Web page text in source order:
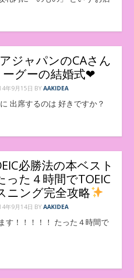
ジャパンのCAさん
ーグーの結婚式❤︎
年9月15日 BY AAKIDEA
出席するのは 好きですか？
必勝法の本ベスト
った４時間でTOEIC
ニング完全攻略
年9月14日 BY AAKIDEA
す！！！！！ たった４時間で